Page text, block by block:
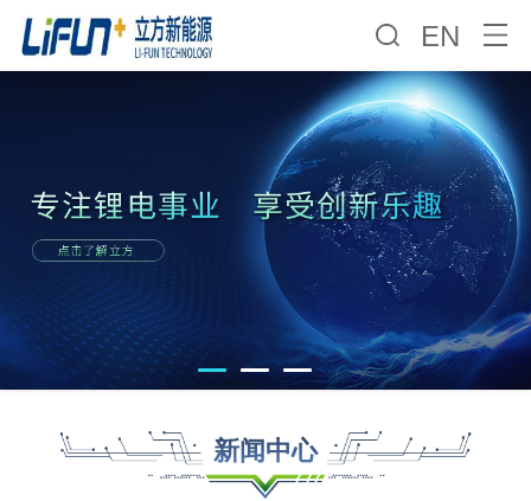
EN
新闻中心